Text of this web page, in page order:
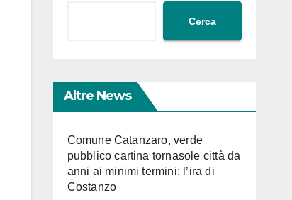
Cerca
Altre News
Comune Catanzaro, verde
pubblico cartina tornasole città da
anni ai minimi termini: l’ira di
Costanzo